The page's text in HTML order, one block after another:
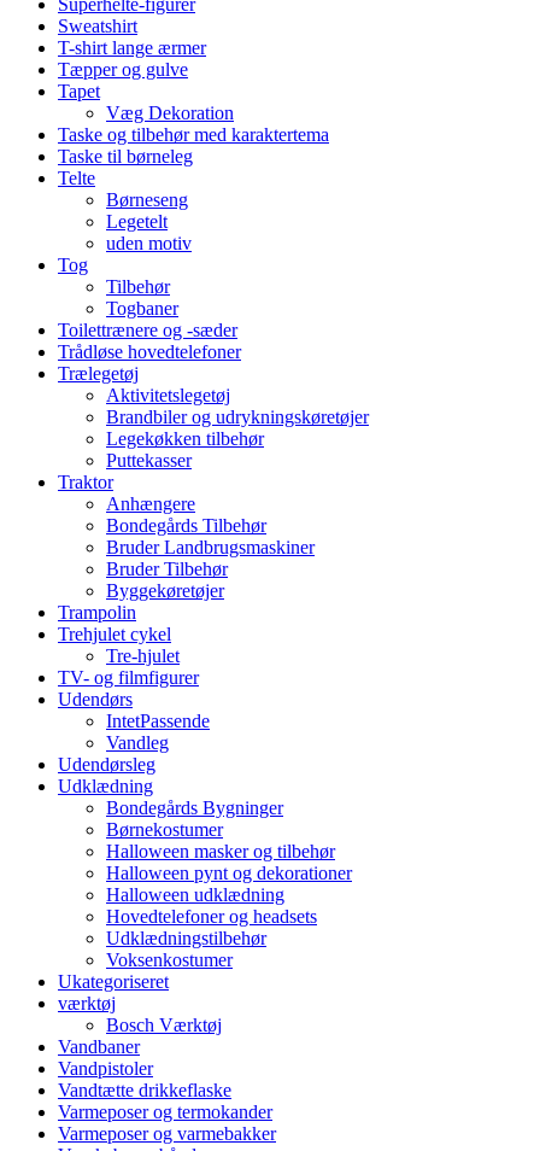
Sweatshirt
T-shirt lange ærmer
Tæpper og gulve
Tapet
Væg Dekoration
Taske og tilbehør med karaktertema
Taske til børneleg
Telte
Børneseng
Legetelt
uden motiv
Tog
Tilbehør
Togbaner
Toilettrænere og -sæder
Trådløse hovedtelefoner
Trælegetøj
Aktivitetslegetøj
Brandbiler og udrykningskøretøjer
Legekøkken tilbehør
Puttekasser
Traktor
Anhængere
Bondegårds Tilbehør
Bruder Landbrugsmaskiner
Bruder Tilbehør
Byggekøretøjer
Trampolin
Trehjulet cykel
Tre-hjulet
TV- og filmfigurer
Udendørs
IntetPassende
Vandleg
Udendørsleg
Udklædning
Bondegårds Bygninger
Børnekostumer
Halloween masker og tilbehør
Halloween pynt og dekorationer
Halloween udklædning
Hovedtelefoner og headsets
Udklædningstilbehør
Voksenkostumer
Ukategoriseret
værktøj
Bosch Værktøj
Vandbaner
Vandpistoler
Vandtætte drikkeflaske
Varmeposer og termokander
Varmeposer og varmebakker